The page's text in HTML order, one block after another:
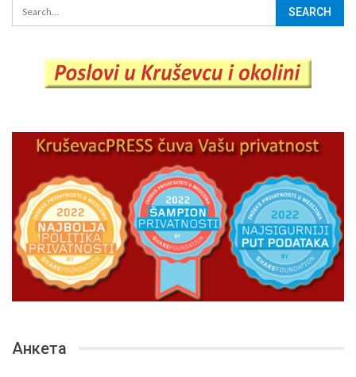
Анкета